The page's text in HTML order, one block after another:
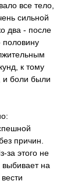
все тело,
сильной
два - после
половину
к тому
и боли были
причин.
за этого не
выбивает на